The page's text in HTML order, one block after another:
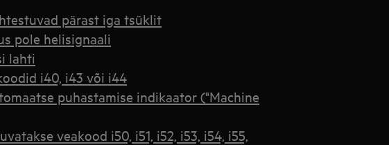
pärast iga tsüklit
pole helisignaali
lahti
i40, i43 või i44
puhastamise indikaator ("Machine
veakood i50, i51, i52, i53, i54, i55,